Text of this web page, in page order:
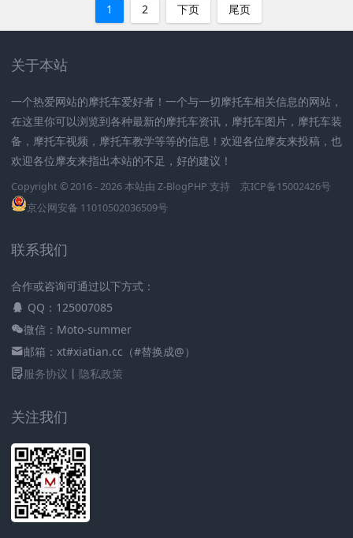
1 2 下页 尾页
关于本站
一个热爱网站的摩托车爱好者！一个与一切摩托车相关信息的网站，
在这里你可以浏览到各种最新的摩托车资讯，摩托车图片，摩托车装
备，摩托车视频，摩托车教学等等的信息！欢迎各位摩友来投稿，也
欢迎各位摩友来指出本站的不足，好的建议！
Copyright © 2016 - 2026 本站由 Z-BlogPHP 支持
京ICP备15002426号
京公网安备 11010502036509号
联系我们
合作或咨询可通过以下方式：
QQ：125007085
微信：Moto-summer
邮箱：xt#xiatian.cc（#替换成@）
服务协议 丨 隐私政策
关注我们